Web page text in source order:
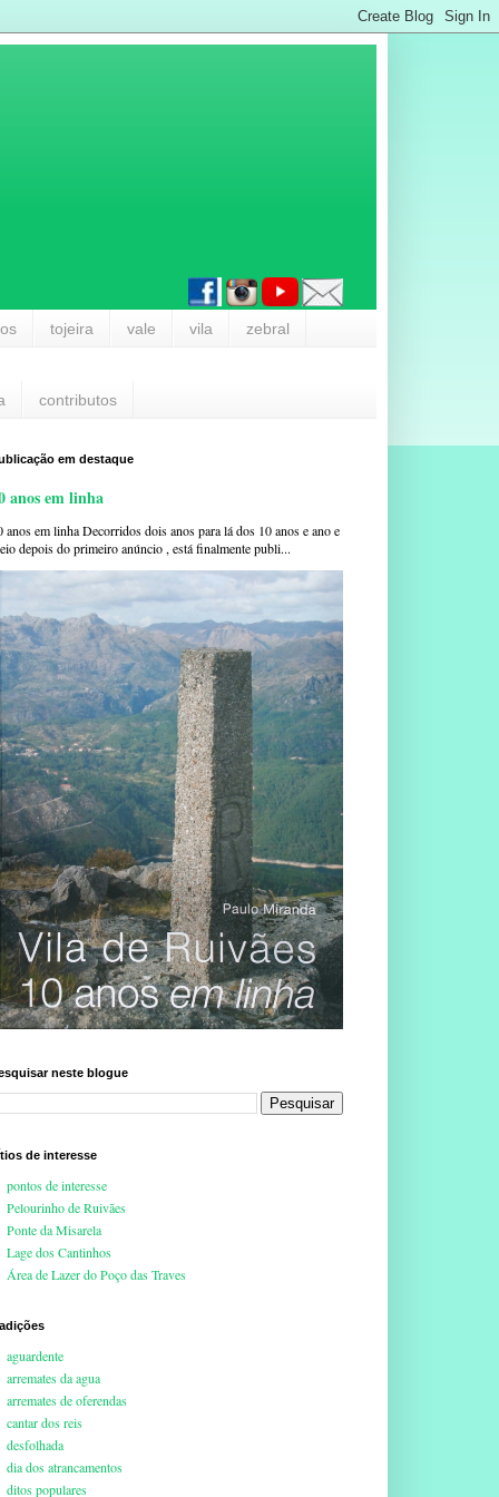
tojeira vale vila zebral
contributos
em destaque
anos em linha
anos em linha Decorridos dois anos para lá dos 10 anos e ano e
depois do primeiro anúncio , está finalmente publi...
neste blogue
de interesse
pontos de interesse
Pelourinho de Ruivães
Ponte da Misarela
Lage dos Cantinhos
Área de Lazer do Poço das Traves
aguardente
arremates da agua
arremates de oferendas
cantar dos reis
desfolhada
dia dos atrancamentos
ditos populares